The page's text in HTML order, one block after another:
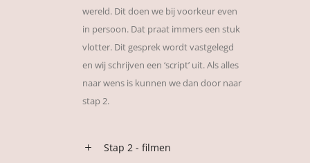
wereld. Dit doen we bij voorkeur even
in persoon. Dat praat immers een stuk
vlotter. Dit gesprek wordt vastgelegd
en wij schrijven een ‘script’ uit. Als alles
naar wens is kunnen we dan door naar
stap 2.
Stap 2 - filmen